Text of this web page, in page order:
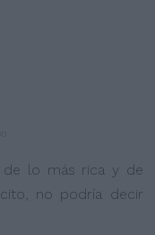
de lo más rica y de
no podría decir